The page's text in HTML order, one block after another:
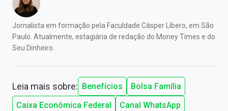
Jornalista em formação pela Faculdade Cásper Líbero, em São
Paulo. Atualmente, estagiária de redação do Money Times e do
Seu Dinheiro.
Leia mais sobre: Benefícios
Bolsa Família
Caixa Econômica Federal
Canal WhatsApp